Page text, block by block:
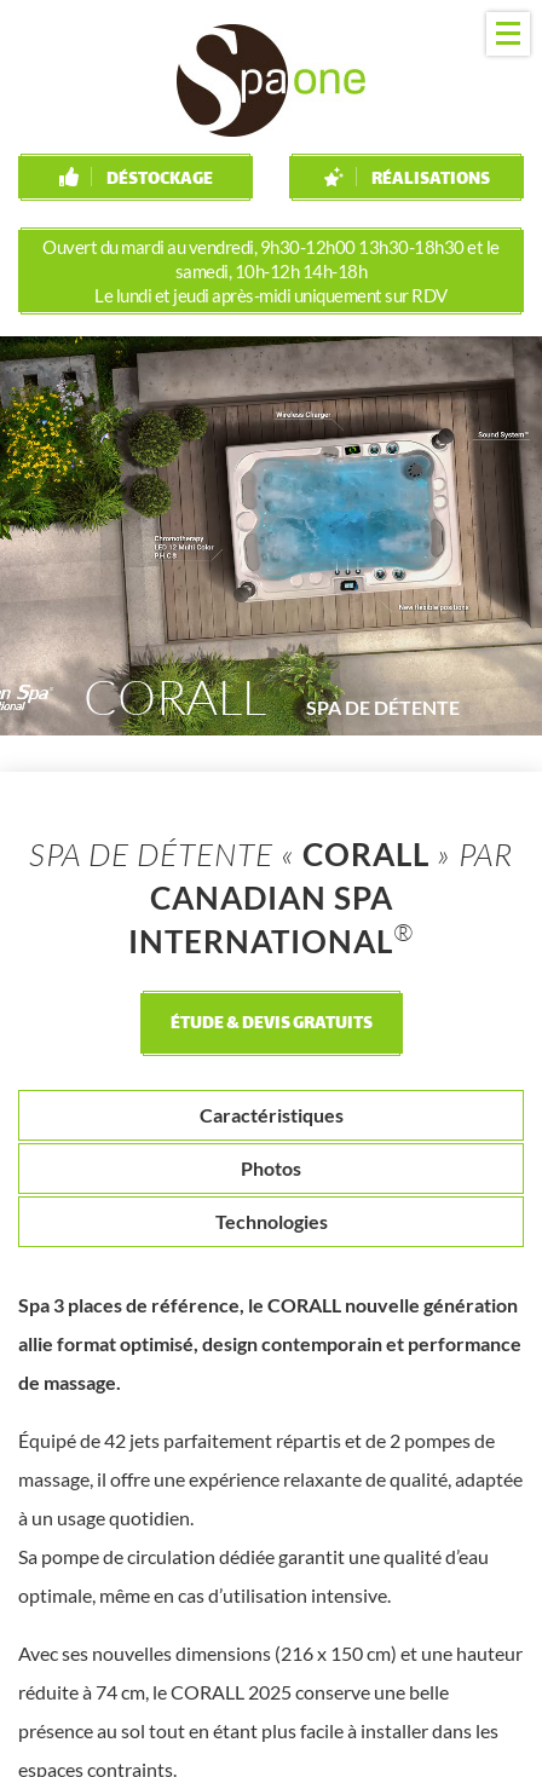
DÉSTOCKAGE RÉALISATIONS
Ouvert du mardi au vendredi, 9h30-12h00 13h30-18h30 et le
samedi, 10h-12h 14h-18h
Le lundi et jeudi après-midi uniquement sur RDV
CORALL SPA DE DÉTENTE
SPA DE DÉTENTE « CORALL » PAR
CANADIAN SPA
INTERNATIONAL®
ÉTUDE & DEVIS GRATUITS
Caractéristiques
Photos
Technologies
Spa 3 places de référence, le CORALL nouvelle génération
allie format optimisé, design contemporain et performance
de massage.
Équipé de 42 jets parfaitement répartis et de 2 pompes de
massage, il offre une expérience relaxante de qualité, adaptée
à un usage quotidien.
Sa pompe de circulation dédiée garantit une qualité d’eau
optimale, même en cas d’utilisation intensive.
Avec ses nouvelles dimensions (216 x 150 cm) et une hauteur
réduite à 74 cm, le CORALL 2025 conserve une belle
présence au sol tout en étant plus facile à installer dans les
espaces contraints.